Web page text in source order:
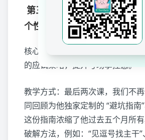
第三阶段（12月）：稳心态
个性化清单
核心任务：在考前将庞大的知识
的应试策略，提升考场掌控感。
教学方式：最后两次课，我们不
同回顾为他独家定制的 “避坑指南”
这份指南浓缩了他过去五个月所
破解方法，例如：“见逗号找主干”